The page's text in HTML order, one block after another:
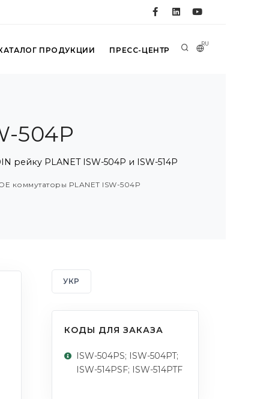
RU
ПРОДУКЦИИ ПРЕСС-ЦЕНТР
504P
рейку PLANET ISW-504P и ISW-514P
коммутаторы PLANET ISW-504P
УКР
КОДЫ ДЛЯ ЗАКАЗА
ISW-504PS; ISW-504PT;
ISW-514PSF; ISW-514PTF